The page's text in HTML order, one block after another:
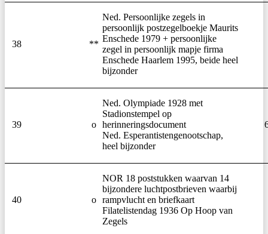
38 **
Ned. Persoonlijke zegels in
persoonlijk postzegelboekje Maurits
Enschede 1979 + persoonlijke
zegel in persoonlijk mapje firma
Enschede Haarlem 1995, beide heel
bijzonder
39 o
Ned. Olympiade 1928 met
Stadionstempel op
herinneringsdocument
Ned. Esperantistengenootschap,
heel bijzonder
40 o
NOR 18 poststukken waarvan 14
bijzondere luchtpostbrieven waarbij
rampvlucht en briefkaart
Filatelistendag 1936 Op Hoop van
Zegels